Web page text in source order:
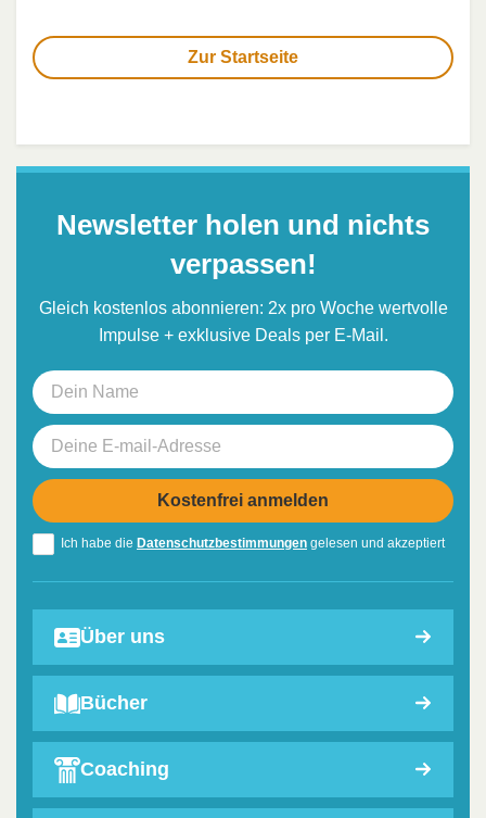
Zur Startseite
Newsletter holen und nichts
verpassen!
Gleich kostenlos abonnieren: 2x pro Woche wertvolle
Impulse + exklusive Deals per E-Mail.
Ich habe die Datenschutzbestimmungen gelesen und akzeptiert
Über uns
Bücher
Coaching